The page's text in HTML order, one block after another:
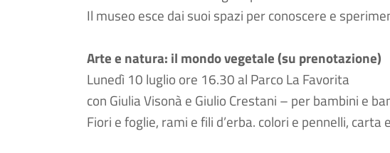
Il museo esce dai suoi spazi per conoscere e
Arte e natura: il mondo vegetale (su prenotazione)
Lunedì 10 luglio ore 16.30 al Parco La Favorita
con Giulia Visonà e Giulio Crestani – per bambini e
Fiori e foglie, rami e fili d’erba. colori e pennelli,